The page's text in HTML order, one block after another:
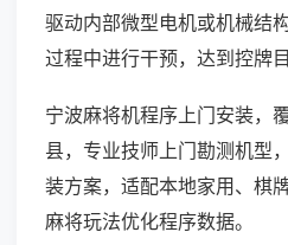
驱动内部微型电机或机械结
过程中进行干预，达到控牌目
宁波麻将机程序上门安装，
县，专业技师上门勘测机型
装方案，适配本地家用、棋
麻将玩法优化程序数据。